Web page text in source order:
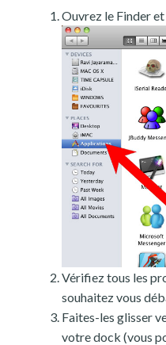
Ouvrez le Finder
Vérifiez tous les
souhaitez vous
Faites-les glisser
votre dock (vous